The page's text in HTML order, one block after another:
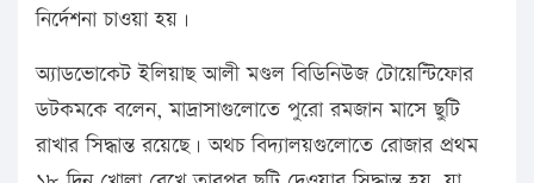
নির্দেশনা চাওয়া হয়।
অ্যাডভোকেট ইলিয়াছ আলী মণ্ডল বিডিনিউজ টোয়েন্টিফোর
ডটকমকে বলেন, মাদ্রাসাগুলোতে পুরো রমজান মাসে ছুটি
রাখার সিদ্ধান্ত রয়েছে। অথচ বিদ্যালয়গুলোতে রোজার প্রথম